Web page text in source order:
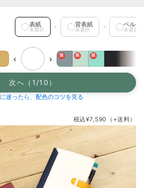
表紙
未選択
背表紙
未選択
ベルト
未選択
限 限 限
‹ ›
税込¥7,590 （+送料）
次へ（1/10）
迷ったら、配色のコツを見る